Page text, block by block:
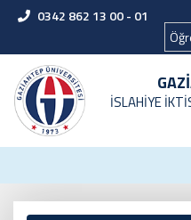
0342 862 13 00 - 01
İSLAHİYE